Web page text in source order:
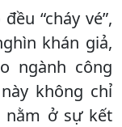
“cháy vé”,
khán giả,
ngành công
không chỉ
nằm ở sự kết